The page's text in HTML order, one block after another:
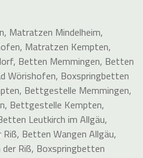
, Matratzen Mindelheim,
, Matratzen Kempten,
, Betten Memmingen, Betten
Wörishofen, Boxspringbetten
, Bettgestelle Memmingen,
, Bettgestelle Kempten,
Leutkirch im Allgäu,
Riß, Betten Wangen Allgäu,
Riß, Boxspringbetten